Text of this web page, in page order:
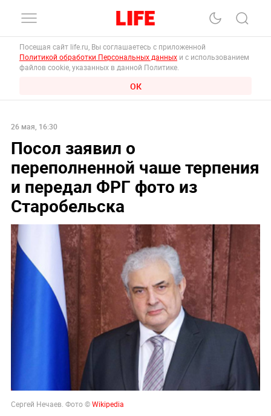
Посещая сайт life.ru, Вы соглашаетесь с приложенной
Политикой обработки Персональных данных и с использованием
файлов cookie, указанных в данной Политике.
ОК
26 мая, 16:30
Посол заявил о
переполненной чаше терпения
и передал ФРГ фото из
Старобельска
Сергей Нечаев. Фото ©Wikipedia